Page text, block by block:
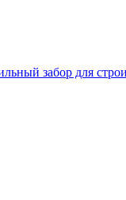
забор для